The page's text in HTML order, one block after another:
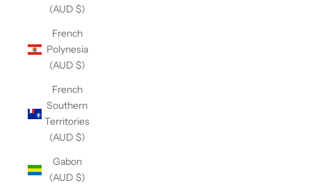
(AUD $)
French
Polynesia
(AUD $)
French
Southern
Territories
(AUD $)
Gabon
(AUD $)